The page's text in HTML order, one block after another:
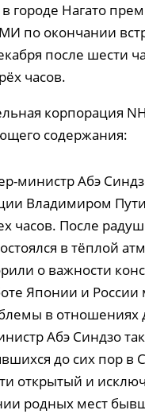
городе Нагато
по окончании
после шести
часов.
корпорация
содержания:
министр Абэ
Владимиром
часов. После
в тёплой
о важности
Японии и
в отношениях
Абэ Синдзо
до сих пор в
открытый и
родных мест